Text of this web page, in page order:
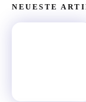
NEUESTE